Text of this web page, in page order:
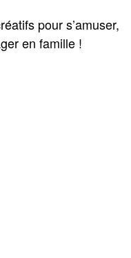
pour s’amuser,
en famille !